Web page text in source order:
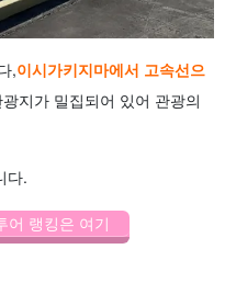
,이시가키지마에서 고속선으
지가 밀집되어 있어 관광의
다.
어 랭킹은 여기